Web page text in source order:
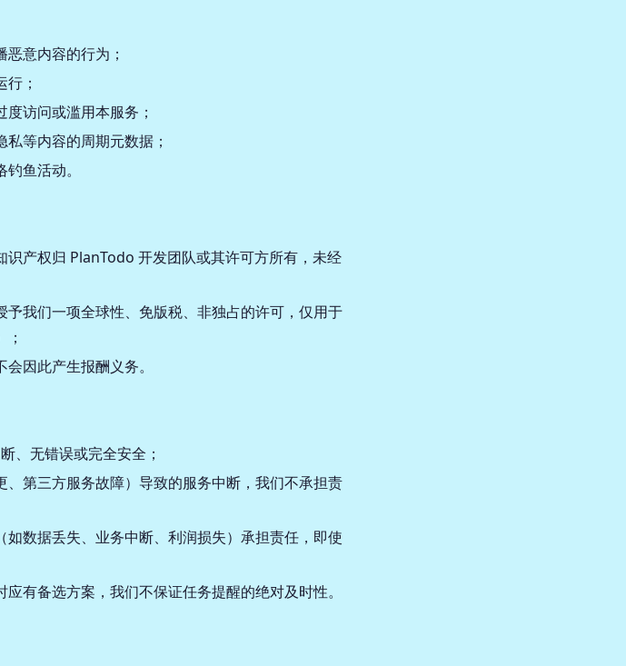
意内容的行为；
；
访问或滥用本服务；
等内容的周期元数据；
鱼活动。
产权归 PlanTodo 开发团队或其许可方所有，未经
我们一项全球性、免版税、非独占的许可，仅用于
因此产生报酬义务。
、无错误或完全安全；
第三方服务故障）导致的服务中断，我们不承担责
数据丢失、业务中断、利润损失）承担责任，即使
有备选方案，我们不保证任务提醒的绝对及时性。